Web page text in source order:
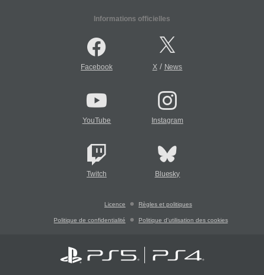
Informations officielles
Facebook X/ News
YouTube Instagram
Twitch Bluesky
Licence Règles et politiques
Politique de confidentialité Politique d'utilisation des cookies